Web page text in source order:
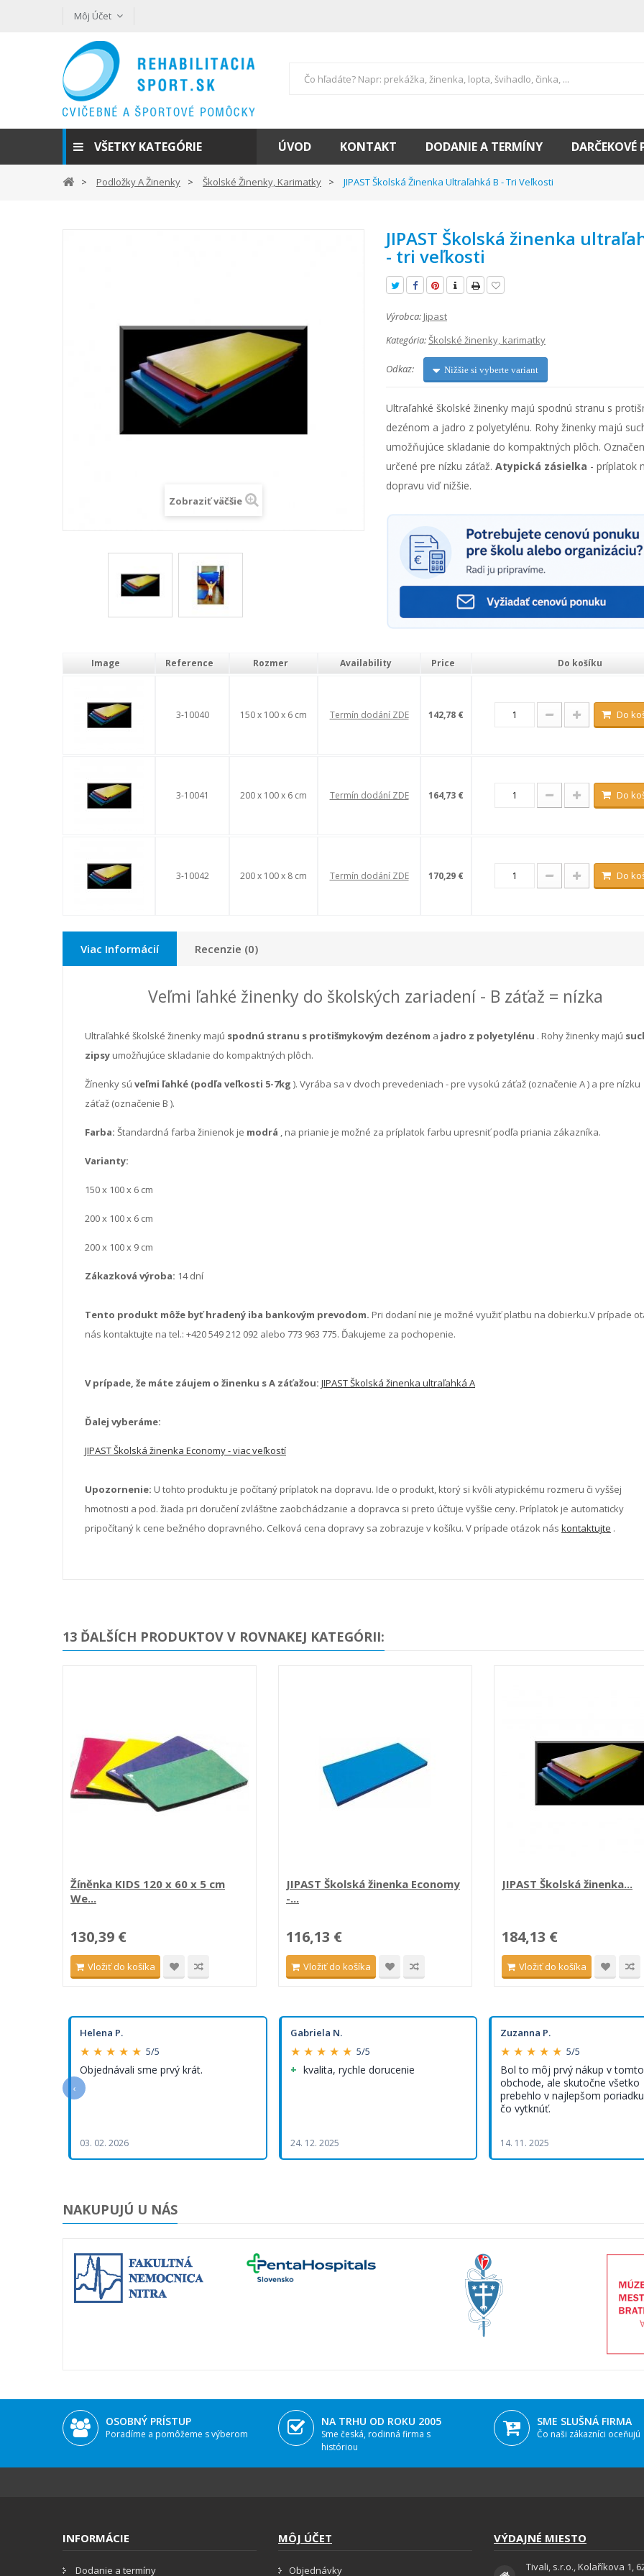
Môj Účet
VŠETKY KATEGÓRIE ÚVOD KONTAKT DODANIE A TERMÍNY DARČEKOVÉ
Podložky A Žinenky Školské Žinenky, Karimatky JIPAST Školská Žinenka Ultraľahká B - Tri Veľkosti
Zobraziť väčšie
JIPAST Školská žinenka
- tri veľkosti
Výrobca: Jipast
Kategória:Školské žinenky, karimatky
Odkaz: Nižšie si vyberte variant
Ultraľahké školské žinenky majú spodnú stranu s
dezénom a jadro z polyetylénu. Rohy žinenky majú
umožňujúce skladanie do kompaktných plôch.
určené pre nízku záťaž. Atypická zásielka - príplatok
dopravu viď nižšie.
Image Reference Rozmer Availability Price Do košíku
3-10040 150 x 100 x 6 cm Termín dodání ZDE 142,78 € Do
3-10041 200 x 100 x 6 cm Termín dodání ZDE 164,73 € Do
3-10042 200 x 100 x 8 cm Termín dodání ZDE 170,29 € Do
Viac Informácií Recenzie (0)
Veľmi ľahké žinenky do školských zariadení - B záťaž = nízka
Ultraľahké školské žinenky majú spodnú stranu s protišmykovým dezénom a jadro z polyetylénu . Rohy žinenky majú
zipsy umožňujúce skladanie do kompaktných plôch.
Žínenky sú veľmi ľahké (podľa veľkosti 5-7kg ). Vyrába sa v dvoch prevedeniach - pre vysokú záťaž (označenie A) a pre nízku
záťaž (označenie B ).
Farba: Štandardná farba žinienok je modrá , na prianie je možné za príplatok farbu upresniť podľa priania zákazníka.
Varianty:
150 x 100 x 6 cm
200 x 100 x 6 cm
200 x 100 x 9 cm
Zákazková výroba: 14 dní
Tento produkt môže byť hradený iba bankovým prevodom. Pri dodaní nie je možné využiť platbu na dobierku.V prípade
nás kontaktujte na tel.: +420 549 212 092 alebo 773 963 775. Ďakujeme za pochopenie.
V prípade, že máte záujem o žinenku s A záťažou: JIPAST Školská žinenka ultraľahká A
Ďalej vyberáme:
JIPAST Školská žinenka Economy - viac veľkostí
Upozornenie: U tohto produktu je počítaný príplatok na dopravu. Ide o produkt, ktorý si kvôli atypickému rozmeru či vyššej
hmotnosti a pod. žiada pri doručení zvláštne zaobchádzanie a dopravca si preto účtuje vyššie ceny. Príplatok je automaticky
pripočítaný k cene bežného dopravného. Celková cena dopravy sa zobrazuje v košíku. V prípade otázok nás kontaktujte .
13 ĎALŠÍCH PRODUKTOV V ROVNAKEJ KATEGÓRII:
Žíněnka KIDS 120 x 60 x 5 cm
We...
130,39 €
Vložiť do košíka
JIPAST Školská žinenka Economy
-...
116,13 €
Vložiť do košíka
JIPAST Školská žinenka...
184,13 €
Vložiť do košíka
Helena P.
★ ★ ★ ★ ★ 5/5
Objednávali sme prvý krát.
03. 02. 2026
Gabriela N.
★ ★ ★ ★ ★ 5/5
kvalita, rychle dorucenie
24. 12. 2025
Zuzanna P.
★ ★ ★ ★ ★ 5/5
Bol to môj prvý nákup v tomto
obchode, ale skutočne všetko
prebehlo v najlepšom
čo vytknúť.
14. 11. 2025
‹
NAKUPUJÚ U NÁS
OSOBNÝ PRÍSTUP
Poradíme a pomôžeme s výberom
NA TRHU OD ROKU 2005
Sme česká, rodinná firma s
históriou
SME SLUŠNÁ FIRMA
Čo naši zákazníci oceňujú
INFORMÁCIE
Dodanie a termíny
MÔJ ÚČET
Objednávky
VÝDAJNÉ MIESTO
Tivali, s.r.o., Kolaříkova 1,